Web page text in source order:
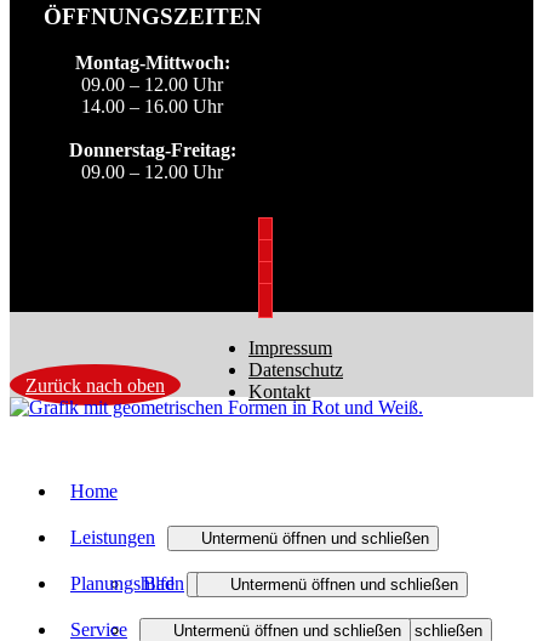
ÖFFNUNGSZEITEN
Montag-Mittwoch:
09.00 – 12.00 Uhr
14.00 – 16.00 Uhr
Donnerstag-Freitag:
09.00 – 12.00 Uhr
Impressum
Datenschutz
Kontakt
Zurück nach oben
Home
Leistungen Untermenü öffnen und schließen
Bad Untermenü öffnen und schließen
Badmodernisierung
Heizung Untermenü öffnen und schließen
Planungshilfen Untermenü öffnen und schließen
Heizungsanfrage-Assistent
Service Untermenü öffnen und schließen